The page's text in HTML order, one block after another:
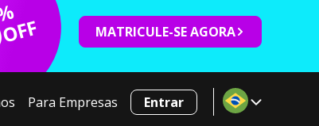
OFF MATRICULE-SE AGORA
Para Empresas Entrar